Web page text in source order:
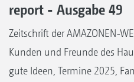
report - Ausgabe 49
Zeitschrift der AMAZONEN-
Kunden und Freunde des
gute Ideen, Termine 2025,